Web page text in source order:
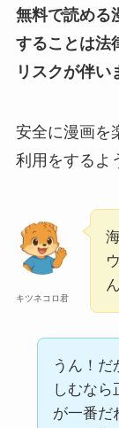
無料で読める
することは法
リスクが伴い
安全に漫画を
利用をするよ
キツネコロ君
うん！だ
しむなら
が一番だ